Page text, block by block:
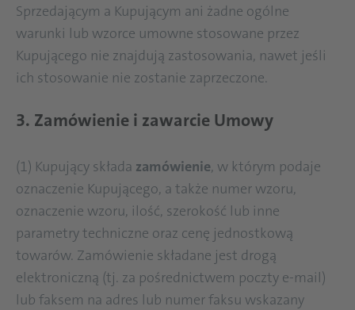
Sprzedającym a Kupującym ani żadne ogólne
warunki lub wzorce umowne stosowane przez
Kupującego nie znajdują zastosowania, nawet jeśli
ich stosowanie nie zostanie zaprzeczone.
3. Zamówienie i zawarcie Umowy
(1) Kupujący składa zamówienie, w którym podaje
oznaczenie Kupującego, a także numer wzoru,
oznaczenie wzoru, ilość, szerokość lub inne
parametry techniczne oraz cenę jednostkową
towarów. Zamówienie składane jest drogą
elektroniczną (tj. za pośrednictwem poczty e-mail)
lub faksem na adres lub numer faksu wskazany